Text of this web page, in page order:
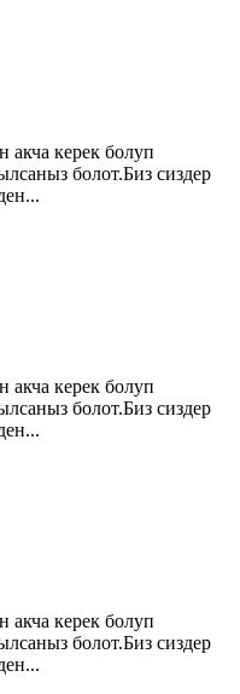
акча керек болуп
болот.Биз сиздер
акча керек болуп
болот.Биз сиздер
акча керек болуп
болот.Биз сиздер